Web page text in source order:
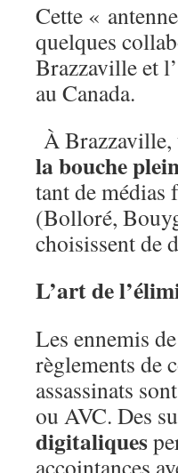
Cette «
quelques
Brazzaville et
au Canada.
À
la bouche
tant de médias
(Bolloré,
choisissent de
L’art de
Les ennemis
règlements de
assassinats
ou AVC. Des
digitaliques
accointances